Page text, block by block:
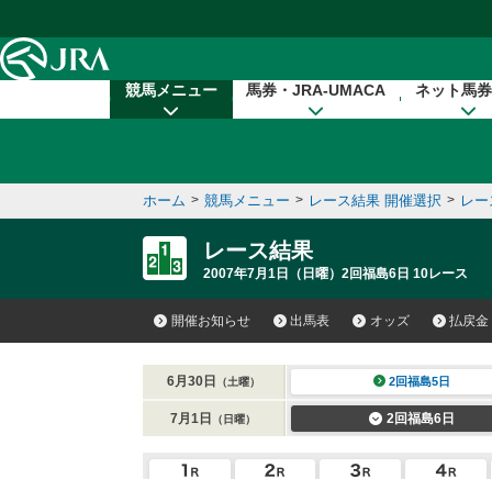
競馬メニュー 馬券・JRA-UMACA ネット馬
ホーム > 競馬メニュー > レース結果 開催選択 > レ
レース結果
2007年7月1日（日曜）2回福島6日 10レース
開催お知らせ 出馬表 オッズ 払戻金
6月30日 （土曜） 2回福島5日
7月1日 （日曜） 2回福島6日